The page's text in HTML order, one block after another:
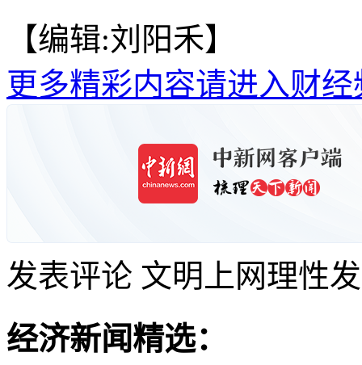
【编辑:刘阳禾】
更多精彩内容请进入财经
发表评论 文明上网理性
经济新闻精选：